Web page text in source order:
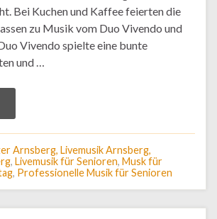
Bei Kuchen und Kaffee feierten die
zu Musik vom Duo Vivendo und
Vivendo spielte eine bunte
und …
Arnsberg, Livemusik Arnsberg,
, Livemusik für Senioren, Musk für
, Professionelle Musik für Senioren